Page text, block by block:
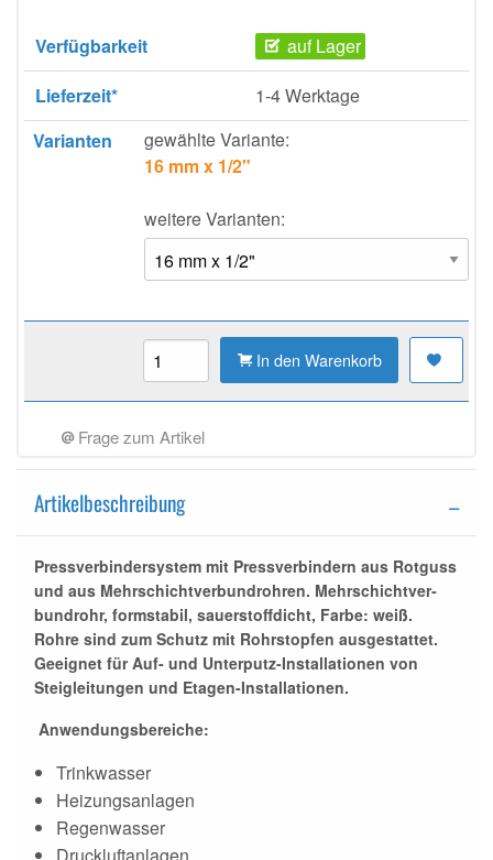
Verfügbarkeit
auf Lager
Lieferzeit*
1-4 Werktage
Varianten
gewählte Variante:
16 mm x 1/2"
weitere Varianten:
In den Warenkorb
Frage zum Artikel
Artikelbeschreibung
Pressverbindersystem mit Pressverbindern aus Rotguss
und aus Mehr­schicht­ver­bun­d­roh­ren. Mehr­schicht­ver­
bun­d­rohr, formstabil, sauerstoffdicht, Farbe: weiß.
Rohre sind zum Schutz mit Rohrstopfen ausgestattet.
Geeignet für Auf- und Unterputz-​Installationen von
Steigleitungen und Etagen-​Installationen.
Anwendungsbereiche:
Trinkwasser
Heizungsanlagen
Regenwasser